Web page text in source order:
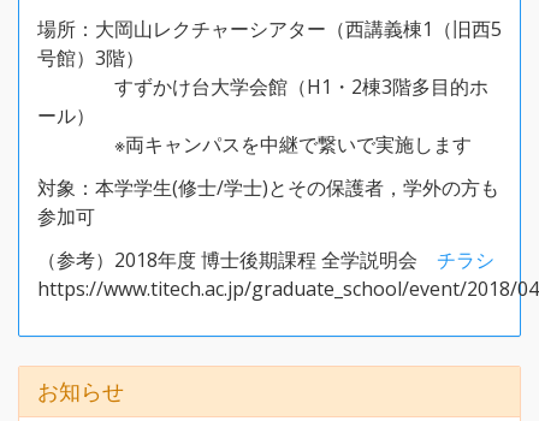
場所：大岡山レクチャーシアター（西講義棟1（旧西5
号館）3階）
すずかけ台大学会館（H1・2棟3階多目的ホ
ール）
※両キャンパスを中継で繋いで実施します
対象：本学学生(修士/学士)とその保護者，学外の方も
参加可
（参考）2018年度 博士後期課程 全学説明会 チラシ
https://www.titech.ac.jp/graduate_school/event/2018/
お知らせ